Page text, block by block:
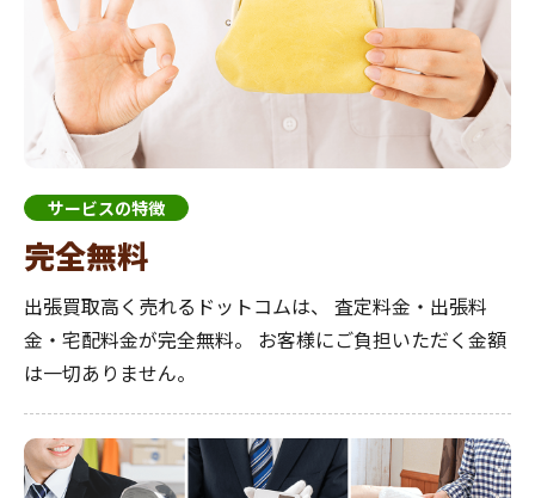
サービスの特徴
完全無料
出張買取高く売れるドットコムは、 査定料金・出張料
金・宅配料金が完全無料。 お客様にご負担いただく金額
は一切ありません。